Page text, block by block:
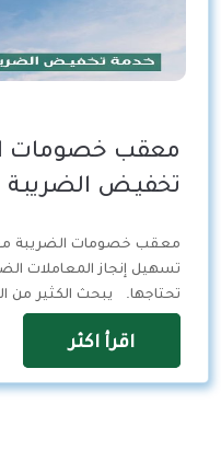
معقب خصومات
تخفيـض
معقب خصومات الضريبة
تسهيل إنجاز المعاملات
تحتاجها. يبحث الكثير
اقرأ اكثر